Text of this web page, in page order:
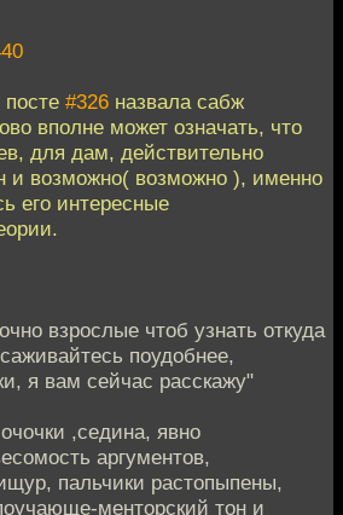
#326 назвала сабж
вполне может означать, что
для дам, действительно
и возможно( возможно ), именно
его интересные
взрослые чтоб узнать откуда
поудобнее,
я вам сейчас расскажу"
,седина, явно
аргументов,
пальчики растопыпены,
менторский тон и